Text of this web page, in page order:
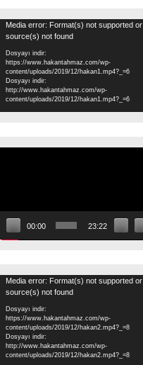
Video
oynatıcı
Media error: Format(s) not supported or
source(s) not found
Dosyayı indir:
https://www.hakantahmaz.com/wp-
content/uploads/2019/12/hakan1.mp4?_=6
Dosyayı indir:
http://www.hakantahmaz.com/wp-
content/uploads/2019/12/hakan1.mp4?_=6
00:00 23:22
Video
oynatıcı
Media error: Format(s) not supported or
source(s) not found
Dosyayı indir:
https://www.hakantahmaz.com/wp-
content/uploads/2019/12/hakan2.mp4?_=8
Dosyayı indir:
http://www.hakantahmaz.com/wp-
content/uploads/2019/12/hakan2.mp4?_=8